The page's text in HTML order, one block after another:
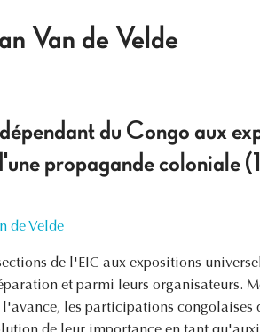
Van de Velde
du Congo aux
propagande
de Velde
de l'EIC aux expositions
et parmi leurs organisateurs.
l'avance, les participations